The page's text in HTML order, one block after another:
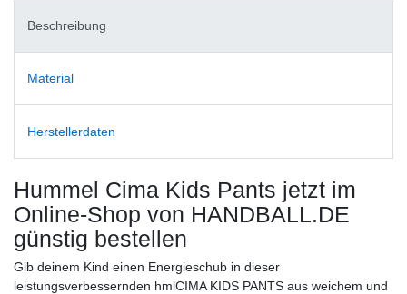
Beschreibung
Material
Herstellerdaten
Hummel Cima Kids Pants jetzt im
Online-Shop von HANDBALL.DE
günstig bestellen
Gib deinem Kind einen Energieschub in dieser
leistungsverbessernden hmlCIMA KIDS PANTS aus weichem und